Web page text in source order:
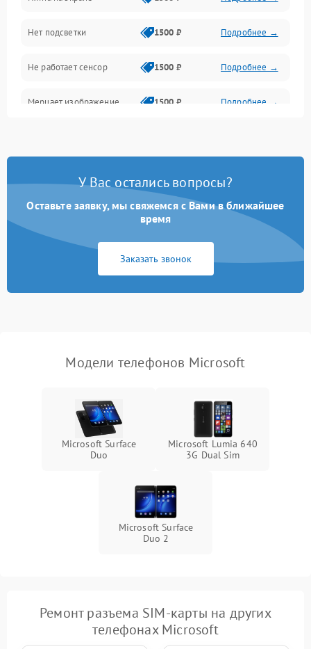
Проблемы с работой системы, корпусом и другие
Нет подсветки 1500 ₽ Подробнее →
Не работает сенсор 1500 ₽ Подробнее →
Мерцает изображение 1500 ₽ Подробнее →
У Вас остались вопросы?
Оставьте заявку, мы свяжемся с Вами в ближайшее
время
Заказать звонок
Модели телефонов Microsoft
Microsoft Surface
Duo
Microsoft Lumia 640
3G Dual Sim
Microsoft Surface
Duo 2
Ремонт разъема SIM-карты на других
телефонах Microsoft